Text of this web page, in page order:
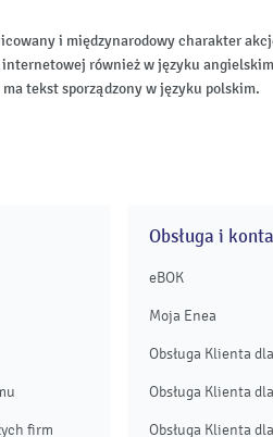
i międzynarodowy charakter
również w języku
tekst sporządzony w języku polskim.
firm
Obsługa i
eBOK
Moja Enea
Obsługa Klienta
Obsługa Klienta
Obsługa Klienta